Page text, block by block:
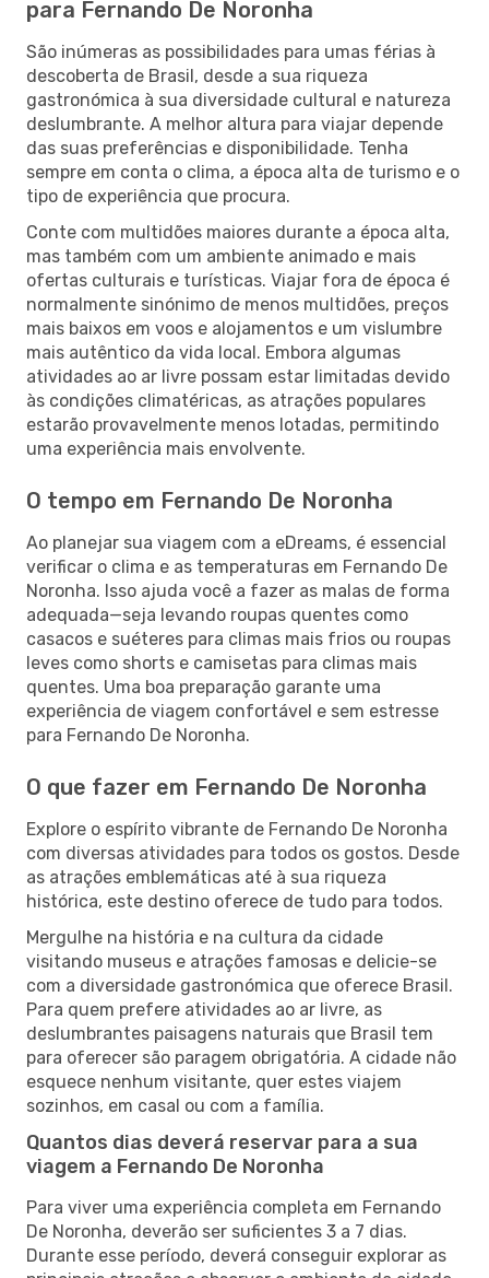
para Fernando De Noronha
São inúmeras as possibilidades para umas férias à
descoberta de Brasil, desde a sua riqueza
gastronómica à sua diversidade cultural e natureza
deslumbrante. A melhor altura para viajar depende
das suas preferências e disponibilidade. Tenha
sempre em conta o clima, a época alta de turismo e o
tipo de experiência que procura.
Conte com multidões maiores durante a época alta,
mas também com um ambiente animado e mais
ofertas culturais e turísticas. Viajar fora de época é
normalmente sinónimo de menos multidões, preços
mais baixos em voos e alojamentos e um vislumbre
mais autêntico da vida local. Embora algumas
atividades ao ar livre possam estar limitadas devido
às condições climatéricas, as atrações populares
estarão provavelmente menos lotadas, permitindo
uma experiência mais envolvente.
O tempo em Fernando De Noronha
Ao planejar sua viagem com a eDreams, é essencial
verificar o clima e as temperaturas em Fernando De
Noronha. Isso ajuda você a fazer as malas de forma
adequada—seja levando roupas quentes como
casacos e suéteres para climas mais frios ou roupas
leves como shorts e camisetas para climas mais
quentes. Uma boa preparação garante uma
experiência de viagem confortável e sem estresse
para Fernando De Noronha.
O que fazer em Fernando De Noronha
Explore o espírito vibrante de Fernando De Noronha
com diversas atividades para todos os gostos. Desde
as atrações emblemáticas até à sua riqueza
histórica, este destino oferece de tudo para todos.
Mergulhe na história e na cultura da cidade
visitando museus e atrações famosas e delicie-se
com a diversidade gastronómica que oferece Brasil.
Para quem prefere atividades ao ar livre, as
deslumbrantes paisagens naturais que Brasil tem
para oferecer são paragem obrigatória. A cidade não
esquece nenhum visitante, quer estes viajem
sozinhos, em casal ou com a família.
Quantos dias deverá reservar para a sua
viagem a Fernando De Noronha
Para viver uma experiência completa em Fernando
De Noronha, deverão ser suficientes 3 a 7 dias.
Durante esse período, deverá conseguir explorar as